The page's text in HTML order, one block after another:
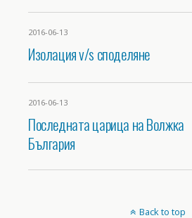
2016-06-13
Изолация v/s споделяне
2016-06-13
Последната царица на Волжка
България
Back to top